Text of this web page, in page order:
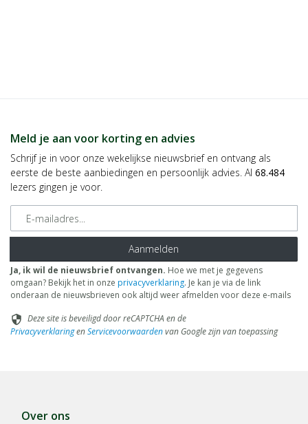
Meld je aan voor korting en advies
Schrijf je in voor onze wekelijkse nieuwsbrief en ontvang als
eerste de beste aanbiedingen en persoonlijk advies. Al 68.484
lezers gingen je voor.
E-mailadres
Aanmelden
Ja, ik wil de nieuwsbrief ontvangen. Hoe we met je gegevens
omgaan? Bekijk het in onze privacyverklaring. Je kan je via de link
onderaan de nieuwsbrieven ook altijd weer afmelden voor deze e-mails
security Deze site is beveiligd door reCAPTCHA en de
PrivacyverklaringenServicevoorwaardenvan Google zijn van toepassing
Over ons